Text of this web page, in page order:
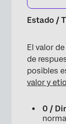
Estado /
El valor
de
posibles
valor y
0 /